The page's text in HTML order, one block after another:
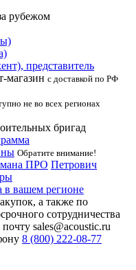
рубежом
представитель
магазин с доставкой по РФ
не во всех регионах
бригад
Обратите внимание!
ПРО Петрович
в вашем регионе
а также по
сотрудничества
sales@acoustic.ru
8 (800) 222-08-77